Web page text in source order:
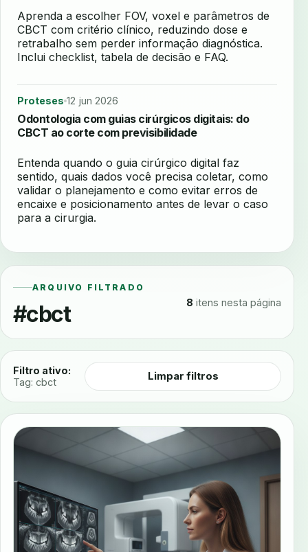
Aprenda a escolher FOV, voxel e parâmetros de
CBCT com critério clínico, reduzindo dose e
retrabalho sem perder informação diagnóstica.
Inclui checklist, tabela de decisão e FAQ.
Proteses 12 jun 2026
Odontologia com guias cirúrgicos digitais: do
CBCT ao corte com previsibilidade
Entenda quando o guia cirúrgico digital faz
sentido, quais dados você precisa coletar, como
validar o planejamento e como evitar erros de
encaixe e posicionamento antes de levar o caso
para a cirurgia.
ARQUIVO FILTRADO
#cbct 8 itens nesta página
Filtro ativo:
Tag: cbct
Limpar filtros